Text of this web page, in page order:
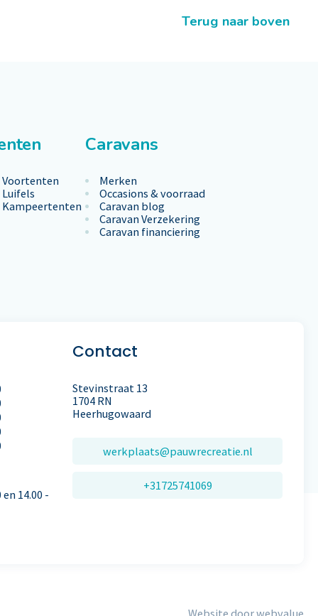
Terug naar boven
Voortenten
Luifels
Kampeertenten
Caravans
Merken
Occasions & voorraad
Caravan blog
Caravan Verzekering
Caravan financiering
en 14.00 -
Contact
Stevinstraat 13
1704 RN
Heerhugowaard
werkplaats@pauwrecreatie.nl
+31725741069
Website door webvalue